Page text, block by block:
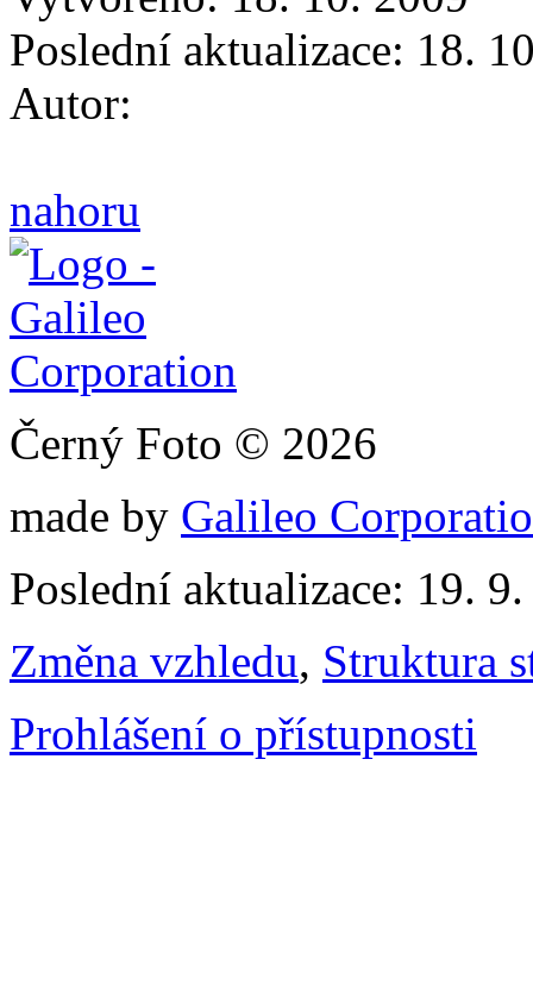
Poslední aktualizace: 18.
Autor:
nahoru
Černý Foto © 2026
made by Galileo
Poslední aktualizace: 19.
Změna vzhledu, Struktura
Prohlášení o přístupnosti